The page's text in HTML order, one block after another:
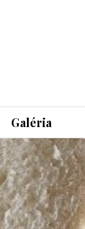
Galéria